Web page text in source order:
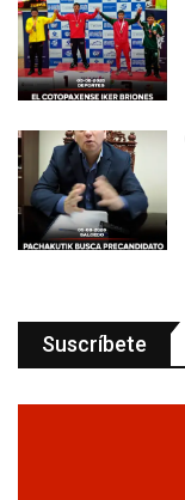
Suscríbete